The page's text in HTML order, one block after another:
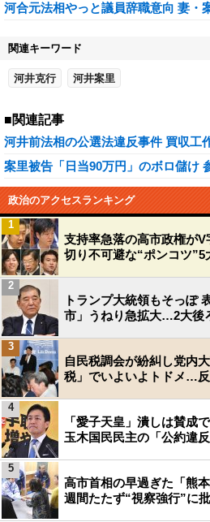
河合元法相やっと議員辞職意向 妻・
関連キーワード
河井克行 河井案里
■関連記事
河井前法相の公選法違反事件 買収工
案里被告「日当90万円」のボロ儲け
政治のアクセスランキング
支持率急落の高市政権が
切り不可避な“ポンコツ”5
1
トランプ大統領もそっぽ
市」うねり急拡大…2大後
2
自民税調会が紛糾し党内
税」でいよいよトドメ…
3
「愛子天皇」潰しは賛成
玉木国民民主の「公約違
4
高市首相の早過ぎた「熊
週間たたず“視察強行”に
5